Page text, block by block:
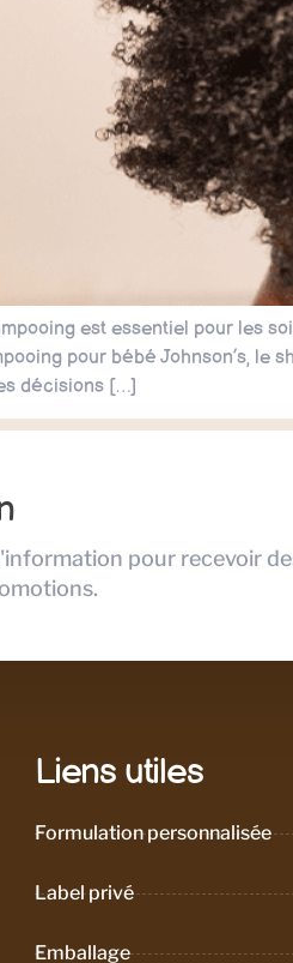
est essentiel pour les
pour bébé Johnson’s, le
décisions […]
pour recevoir
Liens utiles
Formulation personnalisée
Label privé
Emballage